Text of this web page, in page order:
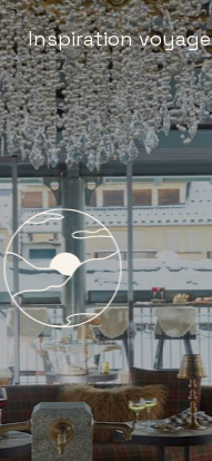
Inspiration voyage